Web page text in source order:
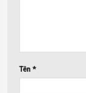
Tên *